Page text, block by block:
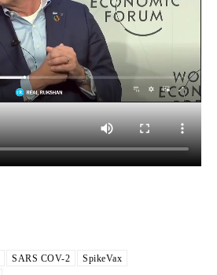
SARS COV-2
SpikeVax